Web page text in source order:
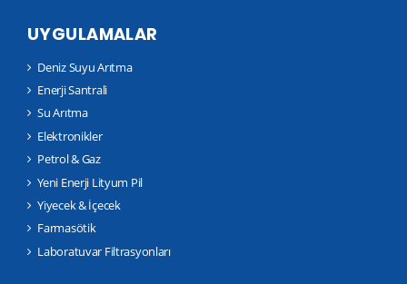
UYGULAMALAR
Deniz Suyu Arıtma
Enerji Santrali
Su Arıtma
Elektronikler
Petrol & Gaz
Yeni Enerji Lityum Pil
Yiyecek & İçecek
Farmasötik
Laboratuvar Filtrasyonları